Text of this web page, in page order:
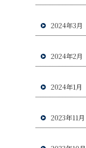
2024年3月
2024年2月
2024年1月
2023年11月